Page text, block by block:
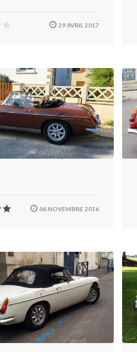
29 AVRIL 2017
06 NOVEMBRE 2016